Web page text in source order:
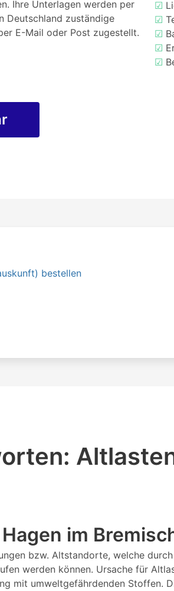
Ihre Unterlagen werden per
Deutschland zuständige
E-Mail oder Post zugestellt.
☑
☑
☑
☑
☑
bestellen
im
bzw. Altstandorte, welche durch
werden können. Ursache für
mit umweltgefährdenden Stoffen.